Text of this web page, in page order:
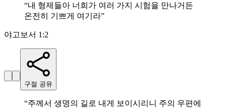
“내 형제들아 너희가 여러 가지 시험을 만나거든
온전히 기쁘게 여기라”
야고보서 1:2
구절 공유
“주께서 생명의 길로 내게 보이시리니 주의 우편에